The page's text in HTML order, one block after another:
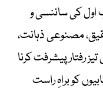
کی صفِ اول کی سائنسی و
مصنوعی ذہانت،
رفتار پیشرفت کرنا
کو براہِ راست